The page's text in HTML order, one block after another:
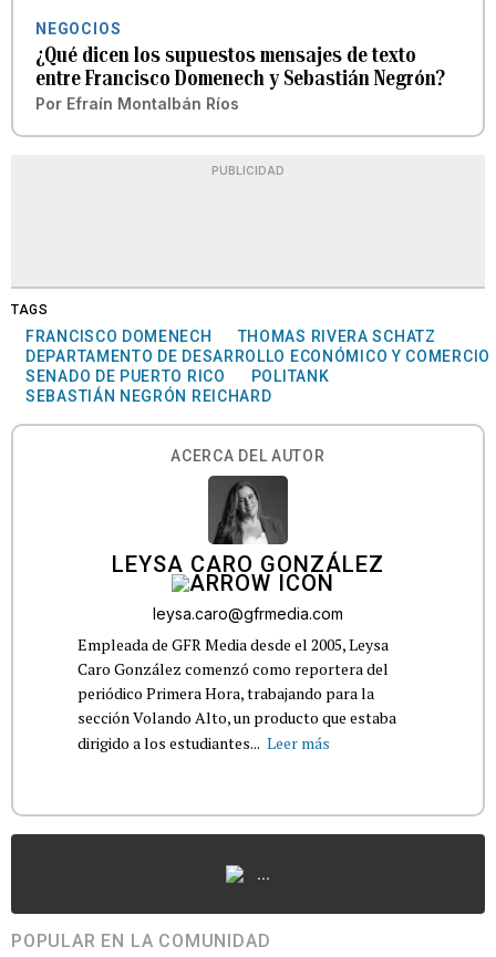
NEGOCIOS
¿Qué dicen los supuestos mensajes de texto
entre Francisco Domenech y Sebastián Negrón?
Por Efraín Montalbán Ríos
PUBLICIDAD
TAGS
FRANCISCO DOMENECH
THOMAS RIVERA SCHATZ
DEPARTAMENTO DE DESARROLLO ECONÓMICO Y COMERCIO
SENADO DE PUERTO RICO
POLITANK
SEBASTIÁN NEGRÓN REICHARD
ACERCA DEL AUTOR
LEYSA CARO GONZÁLEZ
leysa.caro@gfrmedia.com
Empleada de GFR Media desde el 2005, Leysa
Caro González comenzó como reportera del
periódico Primera Hora, trabajando para la
sección Volando Alto, un producto que estaba
dirigido a los estudiantes... Leer más
...
POPULAR EN LA COMUNIDAD